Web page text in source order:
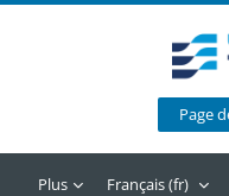
Page
Plus Français ‎(fr)‎